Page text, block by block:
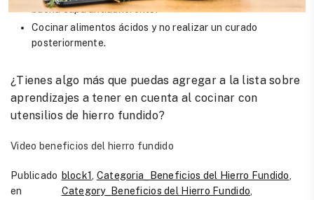
buena capa antiadherente.
Cocinar alimentos ácidos y no realizar un curado
posteriormente.
¿Tienes algo más que puedas agregar a la lista sobre
aprendizajes a tener en cuenta al cocinar con
utensilios de hierro fundido?
Video beneficios del hierro fundido
Publicado
en
block1 Categoria_Beneficios del Hierro Fundido
Category_Beneficios del Hierro Fundido